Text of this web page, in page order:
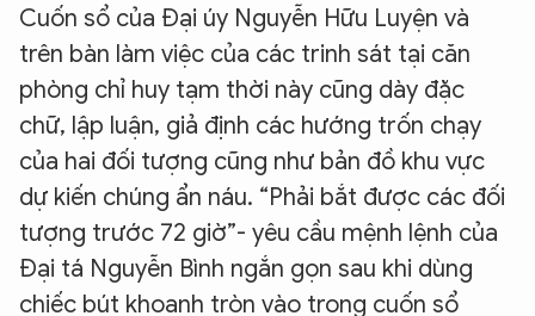
Cuốn sổ của Đại úy Nguyễn Hữu Luyện và
trên bàn làm việc của các trinh sát tại căn
phòng chỉ huy tạm thời này cũng dày đặc
chữ, lập luận, giả định các hướng trốn chạy
của hai đối tượng cũng như bản đồ khu vực
dự kiến chúng ẩn náu. “Phải bắt được các đối
tượng trước 72 giờ”- yêu cầu mệnh lệnh của
Đại tá Nguyễn Bình ngắn gọn sau khi dùng
chiếc bút khoanh tròn vào trong cuốn sổ